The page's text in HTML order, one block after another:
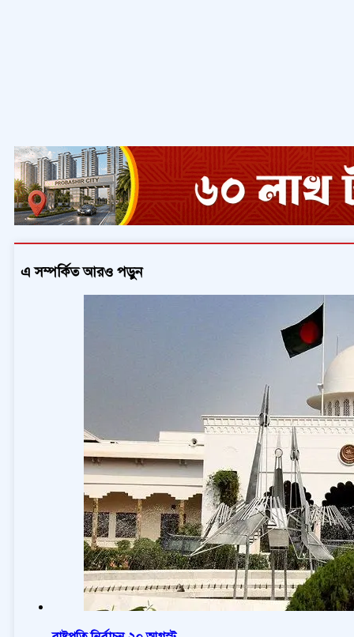
এ সম্পর্কিত আরও পড়ুন